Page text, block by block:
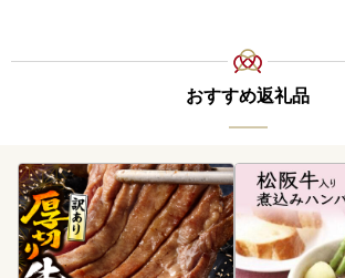
おすすめ返礼品